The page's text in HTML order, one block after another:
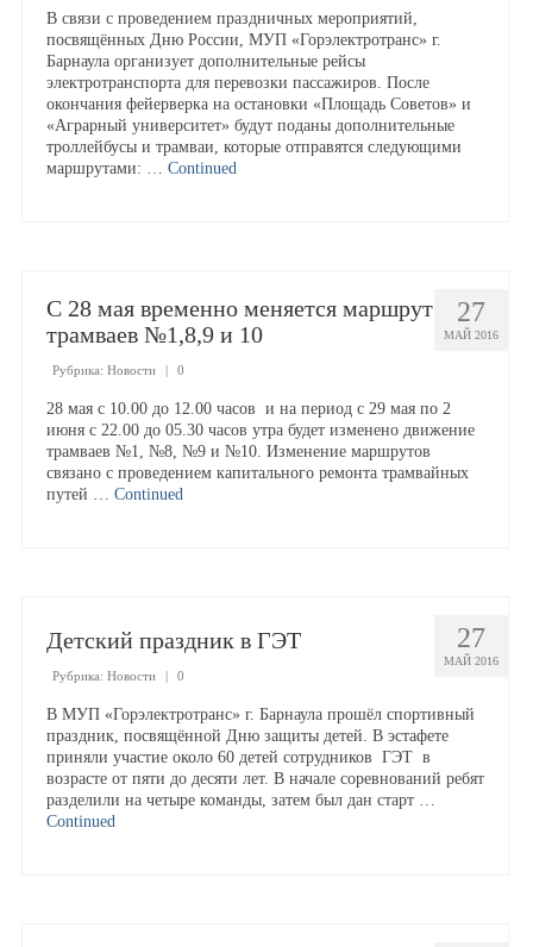
Новости
Корпоративная газета
Услуги
В связи с проведением праздничных мероприятий,
посвящённых Дню России, МУП «Горэлектротранс» г.
Барнаула организует дополнительные рейсы
электротранспорта для перевозки пассажиров. После
окончания фейерверка на остановки «Площадь Советов» и
«Аграрный университет» будут поданы дополнительные
троллейбусы и трамваи, которые отправятся следующими
маршрутами: … Continued
27
МАЙ 2016
С 28 мая временно меняется маршрут
трамваев №1,8,9 и 10
Рубрика: Новости | 0
28 мая с 10.00 до 12.00 часов и на период с 29 мая по 2
июня с 22.00 до 05.30 часов утра будет изменено движение
трамваев №1, №8, №9 и №10. Изменение маршрутов
связано с проведением капитального ремонта трамвайных
путей … Continued
27
МАЙ 2016
Детский праздник в ГЭТ
Рубрика: Новости | 0
В МУП «Горэлектротранс» г. Барнаула прошёл спортивный
праздник, посвящённой Дню защиты детей. В эстафете
приняли участие около 60 детей сотрудников ГЭТ в
возрасте от пяти до десяти лет. В начале соревнований ребят
разделили на четыре команды, затем был дан старт …
Continued